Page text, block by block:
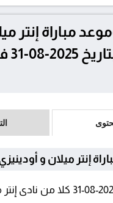
مباراة إنتر
إنتر ميلان و
يلتقى اليوم 2025-08-31 كلا